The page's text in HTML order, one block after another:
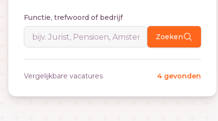
Functie, trefwoord of bedrijf
Zoeken
Vergelijkbare vacatures 4 gevonden